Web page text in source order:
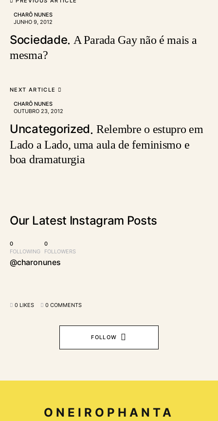
CHARÔ NUNES
JUNHO 9, 2012
Sociedade A Parada Gay não é mais a
mesma?
NEXT ARTICLE
CHARÔ NUNES
OUTUBRO 23, 2012
Uncategorized Relembre o estupro em
Lado a Lado, uma aula de feminismo e
boa dramaturgia
Our Latest Instagram Posts
0
FOLLOWING
0
FOLLOWERS
@charonunes
0 LIKES 0 COMMENTS
FOLLOW
ONEIROPHANTA